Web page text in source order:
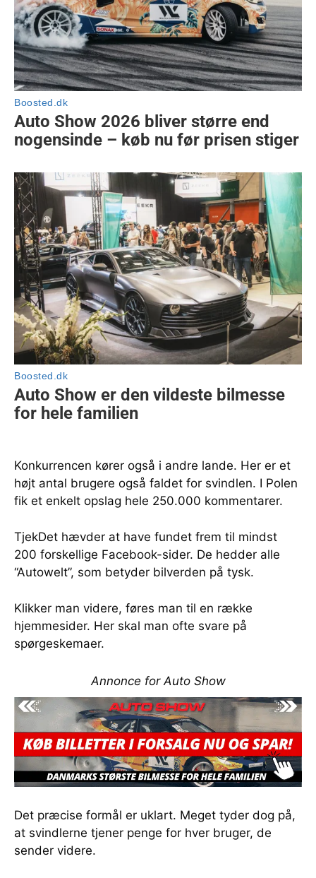
Konkurrencen kører også i andre lande. Her er et
højt antal brugere også faldet for svindlen. I Polen
fik et enkelt opslag hele 250.000 kommentarer.
TjekDet hævder at have fundet frem til mindst
200 forskellige Facebook-sider. De hedder alle
“Autowelt”, som betyder bilverden på tysk.
Klikker man videre, føres man til en række
hjemmesider. Her skal man ofte svare på
spørgeskemaer.
Annonce for Auto Show
Det præcise formål er uklart. Meget tyder dog på,
at svindlerne tjener penge for hver bruger, de
sender videre.